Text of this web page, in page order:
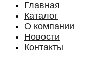
Главная
Каталог
О компании
Новости
Контакты